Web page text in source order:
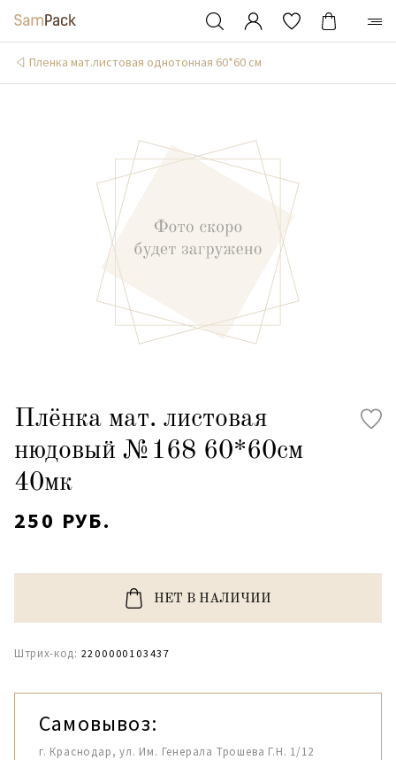
Пленка мат.листовая однотонная 60*60 см
Плёнка мат. листовая
нюдовый №168 60*60см
40мк
250 РУБ.
НЕТ В НАЛИЧИИ
Штрих-код: 2200000103437
Самовывоз:
г. Краснодар, ул. Им. Генерала Трошева Г.Н. 1/12